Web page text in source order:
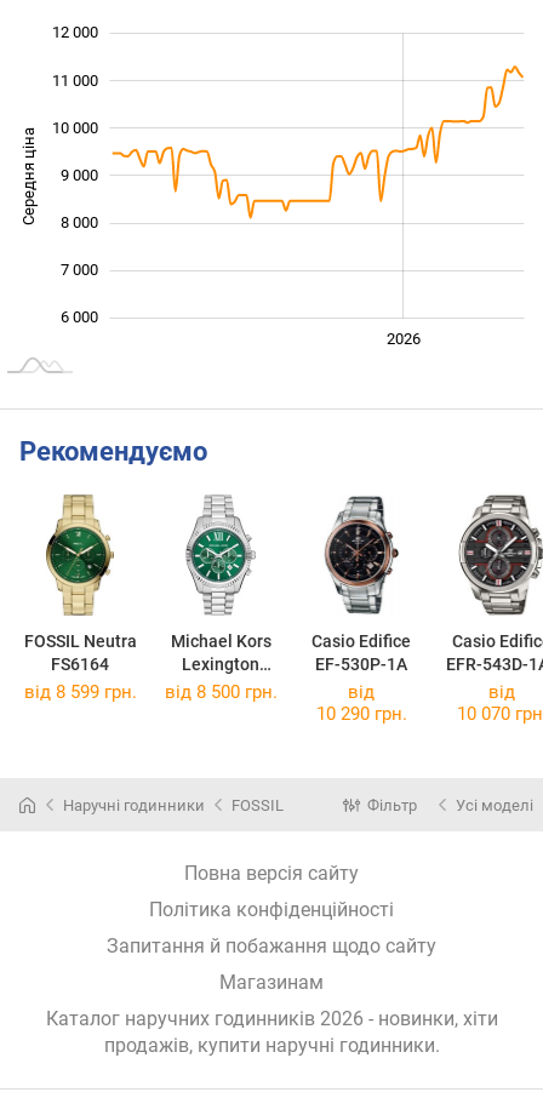
Середня ціна 10 000
6 000
7 000
8 000
9 000
10 000
11 000
12 000
2026
Рекомендуємо
FOSSIL Neutra
FS6164
Michael Kors
Lexington
MK9152
Casio Edifice
EF-530P-1A
Casio
EFR-543D-
від 8 599 грн. від 8 500 грн.
від
10 290 грн.
від
10 070
Наручні годинники FOSSIL Фільтр Усі моделі
Повна версія сайту
Політика конфіденційності
Запитання й побажання щодо сайту
Магазинам
Каталог наручних годинників 2026 - новинки, хіти
продажів, купити наручні годинники.